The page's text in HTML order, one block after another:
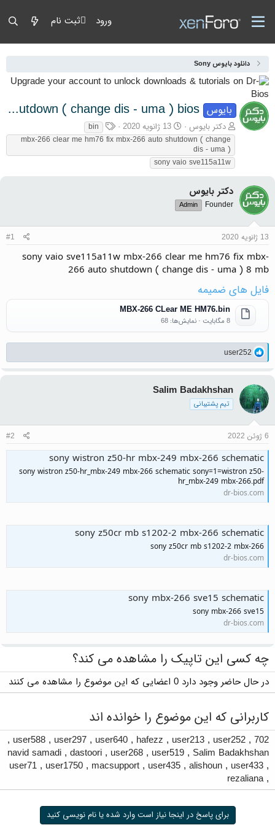
ورود ثبت نام
دانلود بایوس Sony
بایوس sony vaio sve115a11w mbx-266 clear me hm76 fix mbx-266 auto shutdown ( change dis - uma ) bios
آغازگر گفتمان
دکتر بایوس تاریخ شروع
13 ژانویه 2020 برچسب‌ها
bin
mbx-266 clear me hm76 fix mbx-266 auto shutdown ( change
dis - uma )
sony vaio sve115a11w
دکتر بایوس
Founder
Admin
13 ژانویه 2020 #1
sony vaio sve115a11w mbx-266 clear me hm76 fix mbx-
266 auto shutdown ( change dis - uma ) 8 mb
فایل های ضمیمه
MBX-266 CLear ME HM76.bin
8 مگابایت · نمایش‌ها: 68
واکنش‌ها:
user252
Salim Badakhshan
تیم پشتیبانی
6 ژوئن 2022 #2
sony wistron z50-hr mbx-249 mbx-266 schematic
sony wistron z50-hr_mbx-249 mbx-266 schematic sony=1=wistron z50-
hr_mbx-249 mbx-266.pdf
dr-bios.com
sony z50cr mb s1202-2 mbx-266 schematic
sony z50cr mb s1202-2 mbx-266
dr-bios.com
sony mbx-266 sve15 schematic
sony mbx-266 sve15
dr-bios.com
چه کسی این تاپیک را مشاهده می کند؟
در حال حاضر وجود دارد 0 اعضایی که این موضوع را مشاهده می کنند
کاربرانی که این موضوع را خوانده اند
702
,
user252
,
user213
,
hafezz
,
user640
,
user297
,
user588
,
Salim Badakhshan
,
user519
,
user268
,
dastoori
,
navid samadi
,
user433
,
alishoun
,
user435
,
macsupport
,
user1750
,
user71
,
rezaliana
برای پاسخ در اینجا نیاز است وارد شده یا نام نویسی کنید